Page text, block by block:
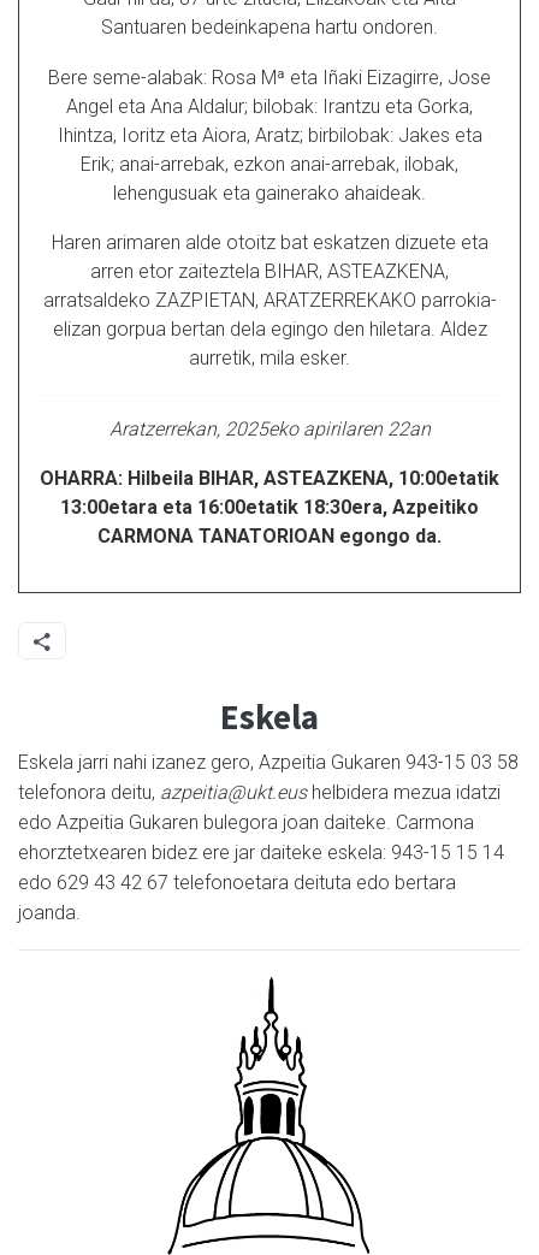
Santuaren bedeinkapena hartu ondoren.
Bere seme-alabak: Rosa Mª eta Iñaki Eizagirre, Jose
Angel eta Ana Aldalur; bilobak: Irantzu eta Gorka,
Ihintza, Ioritz eta Aiora, Aratz; birbilobak: Jakes eta
Erik; anai-arrebak, ezkon anai-arrebak, ilobak,
lehengusuak eta gainerako ahaideak.
Haren arimaren alde otoitz bat eskatzen dizuete eta
arren etor zaiteztela BIHAR, ASTEAZKENA,
arratsaldeko ZAZPIETAN, ARATZERREKAKO parrokia-
elizan gorpua bertan dela egingo den hiletara. Aldez
aurretik, mila esker.
Aratzerrekan, 2025eko apirilaren 22an
OHARRA: Hilbeila BIHAR, ASTEAZKENA, 10:00etatik
13:00etara eta 16:00etatik 18:30era, Azpeitiko
CARMONA TANATORIOAN egongo da.
Eskela
Eskela jarri nahi izanez gero, Azpeitia Gukaren 943-15 03 58
telefonora deitu, azpeitia@ukt.eushelbidera mezua idatzi
edo Azpeitia Gukaren bulegora joan daiteke. Carmona
ehorztetxearen bidez ere jar daiteke eskela: 943-15 15 14
edo 629 43 42 67 telefonoetara deituta edo bertara
joanda.